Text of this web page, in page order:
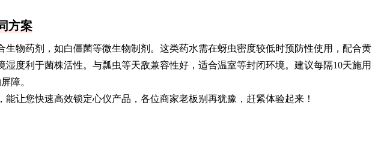
方案
生物药剂，如白僵菌等微生物制剂。这类药水需在蚜虫密度较低时预防性使用，配合黄
湿度利于菌株活性。与瓢虫等天敌兼容性好，适合温室等封闭环境。建议每隔10天施用
障。
能让您快速高效锁定心仪产品，各位商家老板别再犹豫，赶紧体验起来！